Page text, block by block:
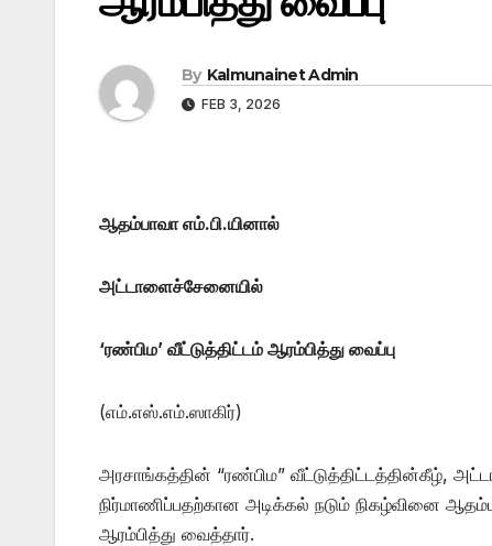
By Kalmunainet Admin
FEB 3, 2026
ஆதம்பாவா எம்.பி.யினால்
அட்டாளைச்சேனையில்
‘ரண்பிம’ வீட்டுத்திட்டம் ஆரம்பித்து வைப்பு
(எம்.எஸ்.எம்.ஸாகிர்)
அரசாங்கத்தின் “ரண்பிம” வீட்டுத்திட்டத்தின்கீழ்,
நிர்மாணிப்பதற்கான அடிக்கல் நடும் நிகழ்வினை
ஆரம்பித்து வைத்தார்.